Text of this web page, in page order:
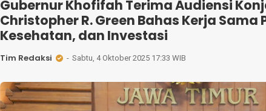
Gubernur Khofifah Terima Audiensi
Christopher R. Green Bahas Kerja Sama
Kesehatan, dan Investasi
Tim Redaksi Sabtu, 4 Oktober 2025 17:33 WIB